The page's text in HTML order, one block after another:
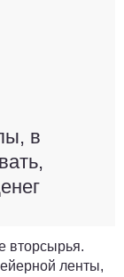
в
вторсырья.
ленты,